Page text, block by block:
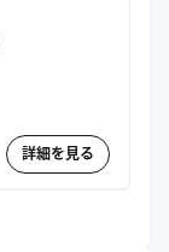
詳細を見る